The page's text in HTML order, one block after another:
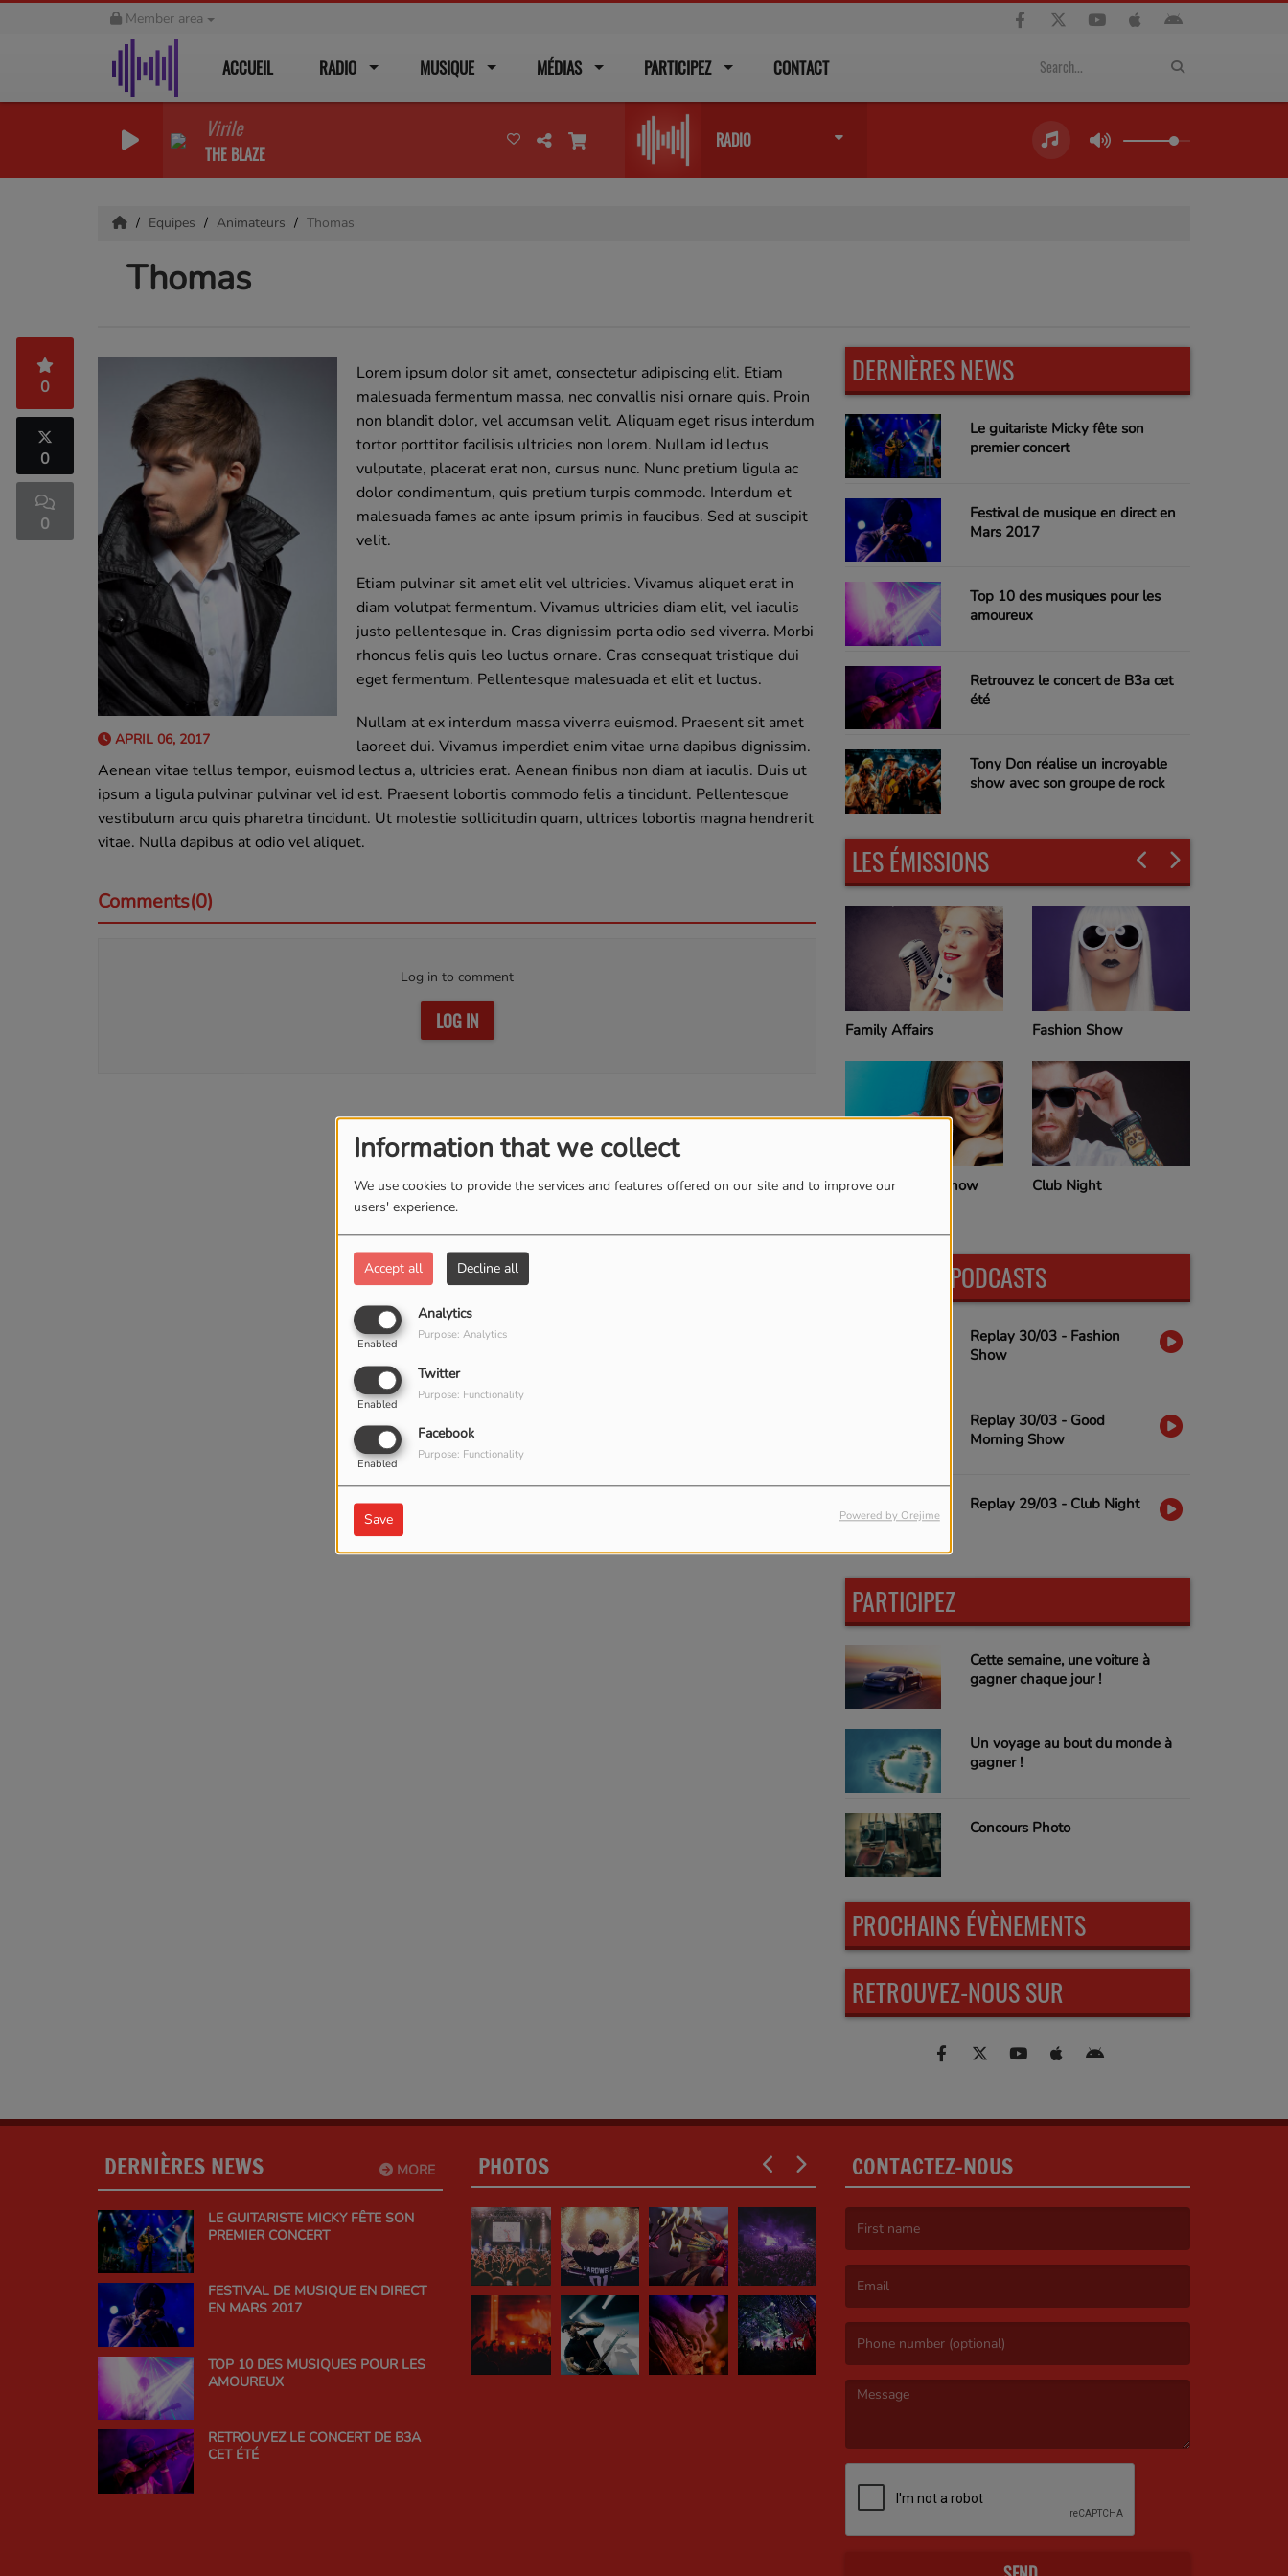
Information that we collect
We use cookies to provide the services and features offered on our site and to improve our
users' experience.
Accept all Decline all
Analytics
Enabled
Purpose: Analytics
Twitter
Enabled
Purpose: Functionality
Facebook
Enabled
Purpose: Functionality
Save Powered by Orejime
Member area
ACCUEIL RADIO MUSIQUE MÉDIAS PARTICIPEZ CONTACT
Virile
THE BLAZE
RADIO
Equipes Animateurs Thomas
Thomas
0
0
0
APRIL 06, 2017
Lorem ipsum dolor sit amet, consectetur adipiscing elit. Etiam
malesuada fermentum massa, nec convallis nisi ornare quis. Proin
non blandit dolor, vel accumsan velit. Aliquam eget risus interdum
tortor porttitor facilisis ultricies non lorem. Nullam id lectus
vulputate, placerat erat non, cursus nunc. Nunc pretium ligula ac
dolor condimentum, quis pretium turpis commodo. Interdum et
malesuada fames ac ante ipsum primis in faucibus. Sed at suscipit
velit.
Etiam pulvinar sit amet elit vel ultricies. Vivamus aliquet erat in
diam volutpat fermentum. Vivamus ultricies diam elit, vel iaculis
justo pellentesque in. Cras dignissim porta odio sed viverra. Morbi
rhoncus felis quis leo luctus ornare. Cras consequat tristique dui
eget fermentum. Pellentesque malesuada et elit et luctus.
Nullam at ex interdum massa viverra euismod. Praesent sit amet
laoreet dui. Vivamus imperdiet enim vitae urna dapibus dignissim.
Aenean vitae tellus tempor, euismod lectus a, ultricies erat. Aenean finibus non diam at iaculis. Duis ut
ipsum a ligula pulvinar pulvinar vel id est. Praesent lobortis commodo felis a tincidunt. Pellentesque
vestibulum arcu quis pharetra tincidunt. Ut molestie sollicitudin quam, ultrices lobortis magna hendrerit
vitae. Nulla dapibus at odio vel aliquet.
Comments(0)
Log in to comment
LOG IN
DERNIÈRES NEWS
Le guitariste Micky fête son
premier concert
Festival de musique en direct en
Mars 2017
Top 10 des musiques pour les
amoureux
Retrouvez le concert de B3a cet
été
Tony Don réalise un incroyable
show avec son groupe de rock
LES ÉMISSIONS
Family Affairs
Good Morning Show
Fashion Show
Club Night
DERNIERS PODCASTS
Replay 30/03 - Fashion
Show
Replay 30/03 - Good
Morning Show
Replay 29/03 - Club Night
PARTICIPEZ
Cette semaine, une voiture à
gagner chaque jour !
Un voyage au bout du monde à
gagner !
Concours Photo
PROCHAINS ÉVÈNEMENTS
RETROUVEZ-NOUS SUR
MORE
DERNIÈRES NEWS
LE GUITARISTE MICKY FÊTE SON
PREMIER CONCERT
FESTIVAL DE MUSIQUE EN DIRECT
EN MARS 2017
TOP 10 DES MUSIQUES POUR LES
AMOUREUX
RETROUVEZ LE CONCERT DE B3A
CET ÉTÉ
PHOTOS CONTACTEZ-NOUS